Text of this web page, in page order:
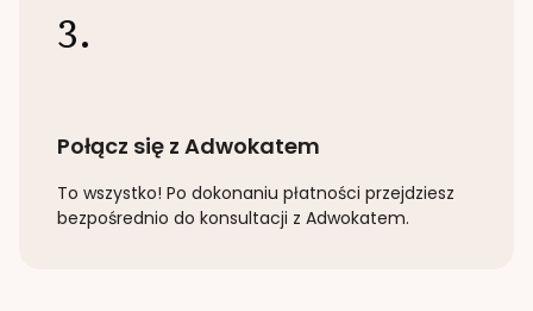
3.
Połącz się z Adwokatem
To wszystko! Po dokonaniu płatności przejdziesz
bezpośrednio do konsultacji z Adwokatem.